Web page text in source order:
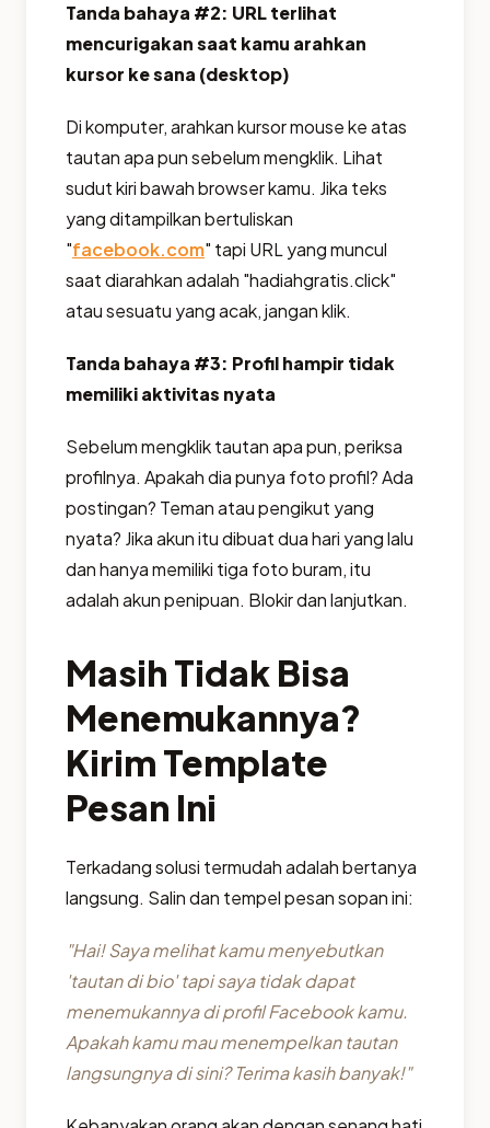
Tanda bahaya #2: URL terlihat
mencurigakan saat kamu arahkan
kursor ke sana (desktop)
Di komputer, arahkan kursor mouse ke atas
tautan apa pun sebelum mengklik. Lihat
sudut kiri bawah browser kamu. Jika teks
yang ditampilkan bertuliskan
"facebook.com" tapi URL yang muncul
saat diarahkan adalah "hadiahgratis.click"
atau sesuatu yang acak, jangan klik.
Tanda bahaya #3: Profil hampir tidak
memiliki aktivitas nyata
Sebelum mengklik tautan apa pun, periksa
profilnya. Apakah dia punya foto profil? Ada
postingan? Teman atau pengikut yang
nyata? Jika akun itu dibuat dua hari yang lalu
dan hanya memiliki tiga foto buram, itu
adalah akun penipuan. Blokir dan lanjutkan.
Masih Tidak Bisa
Menemukannya?
Kirim Template
Pesan Ini
Terkadang solusi termudah adalah bertanya
langsung. Salin dan tempel pesan sopan ini:
"Hai! Saya melihat kamu menyebutkan
'tautan di bio' tapi saya tidak dapat
menemukannya di profil Facebook kamu.
Apakah kamu mau menempelkan tautan
langsungnya di sini? Terima kasih banyak!"